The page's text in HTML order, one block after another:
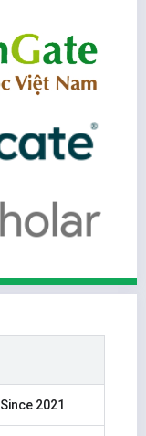
Since 2021